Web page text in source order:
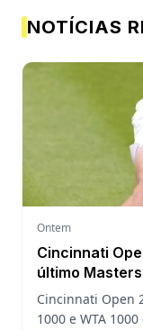
NOTÍCIAS
Ontem
Cincinnati
último
Cincinnati Open
1000 e WTA